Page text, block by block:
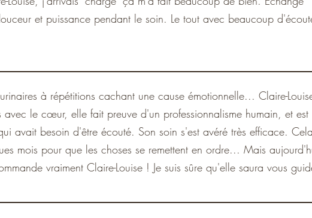
et puissance pendant le soin. Le tout avec beaucoup
à répétitions cachant une cause émotionnelle... Claire-
le cœur, elle fait preuve d'un professionnalisme humain, et est
avait besoin d'être écouté. Son soin s'est avéré très efficace.
mois pour que les choses se remettent en ordre... Mais
vraiment Claire-Louise ! Je suis sûre qu'elle saura vous